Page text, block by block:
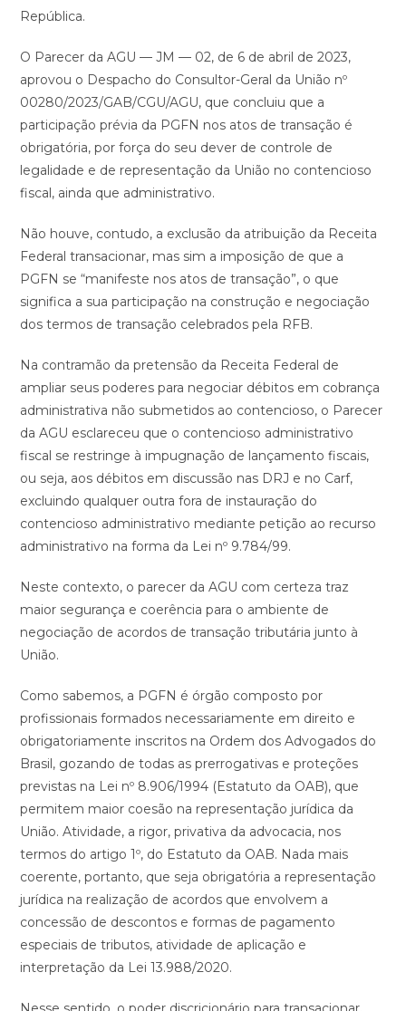
República.
O Parecer da AGU — JM — 02, de 6 de abril de 2023,
aprovou o Despacho do Consultor-Geral da União nº
00280/2023/GAB/CGU/AGU, que concluiu que a
participação prévia da PGFN nos atos de transação é
obrigatória, por força do seu dever de controle de
legalidade e de representação da União no contencioso
fiscal, ainda que administrativo.
Não houve, contudo, a exclusão da atribuição da Receita
Federal transacionar, mas sim a imposição de que a
PGFN se “manifeste nos atos de transação”, o que
significa a sua participação na construção e negociação
dos termos de transação celebrados pela RFB.
Na contramão da pretensão da Receita Federal de
ampliar seus poderes para negociar débitos em cobrança
administrativa não submetidos ao contencioso, o Parecer
da AGU esclareceu que o contencioso administrativo
fiscal se restringe à impugnação de lançamento fiscais,
ou seja, aos débitos em discussão nas DRJ e no Carf,
excluindo qualquer outra fora de instauração do
contencioso administrativo mediante petição ao recurso
administrativo na forma da Lei nº 9.784/99.
Neste contexto, o parecer da AGU com certeza traz
maior segurança e coerência para o ambiente de
negociação de acordos de transação tributária junto à
União.
Como sabemos, a PGFN é órgão composto por
profissionais formados necessariamente em direito e
obrigatoriamente inscritos na Ordem dos Advogados do
Brasil, gozando de todas as prerrogativas e proteções
previstas na Lei nº 8.906/1994 (Estatuto da OAB), que
permitem maior coesão na representação jurídica da
União. Atividade, a rigor, privativa da advocacia, nos
termos do artigo 1º, do Estatuto da OAB. Nada mais
coerente, portanto, que seja obrigatória a representação
jurídica na realização de acordos que envolvem a
concessão de descontos e formas de pagamento
especiais de tributos, atividade de aplicação e
interpretação da Lei 13.988/2020.